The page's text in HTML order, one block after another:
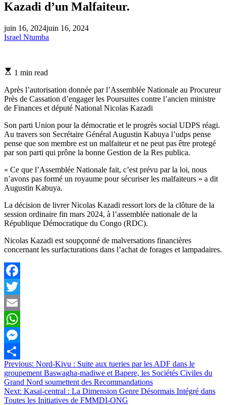
Kazadi d’un Malfaiteur.
juin 16, 2024juin 16, 2024
Israel Ntumba
Estimated
time
1 min read
Après l’autorisation donnée par l’Assemblée Nationale au Procureur
Près de Cassation d’engager les Poursuites contre l’ancien ministre
de Finances et député National Nicolas Kazadi
Son parti Union pour la démocratie et le progrès social UDPS réagi.
Au travers son Secrétaire Général Augustin Kabuya l’udps pense
pense que son membre est un malfaiteur et ne peut pas être protegé
par son parti qui prône la bonne Gestion de la Res publica.
« Ce que l’Assemblée Nationale fait, c’est prévu par la loi, nous
n’avons pas formé un royaume pour sécuriser les malfaiteurs » a dit
Augustin Kabuya.
La décision de livrer Nicolas Kazadi ressort lors de la clôture de la
session ordinaire fin mars 2024, à l’assemblée nationale de la
République Démocratique du Congo (RDC).
Nicolas Kazadi est soupçonné de malversations financières
concernant les surfacturations dans l’achat de forages et lampadaires.
Facebook
Twitter
Email
WhatsApp
Messenger
Partager
Navigation
de
l’article
Previous: Nord-Kivu : Suite aux tueries par les ADF dans le
groupement Baswagha-madiwe et Bapere, les Sociétés Civiles du
Grand Nord soumettent des Recommandations
Next: Kasaï-central : La Dimension Genre Désormais Intégré dans
Toutes les Initiatives de FMMDI-ONG